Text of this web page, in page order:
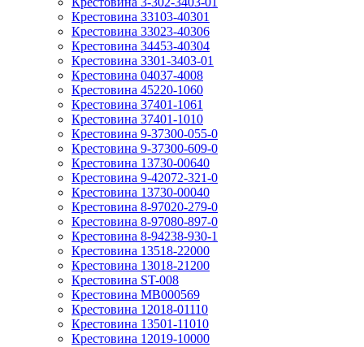
Крестовина 33103-40301
Крестовина 33023-40306
Крестовина 34453-40304
Крестовина 3301-3403-01
Крестовина 04037-4008
Крестовина 45220-1060
Крестовина 37401-1061
Крестовина 37401-1010
Крестовина 9-37300-055-0
Крестовина 9-37300-609-0
Крестовина 13730-00640
Крестовина 9-42072-321-0
Крестовина 13730-00040
Крестовина 8-97020-279-0
Крестовина 8-97080-897-0
Крестовина 8-94238-930-1
Крестовина 13518-22000
Крестовина 13018-21200
Крестовина ST-008
Крестовина MB000569
Крестовина 12018-01110
Крестовина 13501-11010
Крестовина 12019-10000